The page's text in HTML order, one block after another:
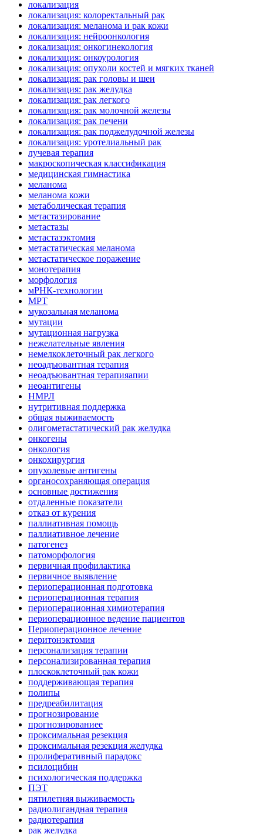
локализация
локализация: колоректальный рак
локализация: меланома и рак кожи
локализация: нейроонкология
локализация: онкогинекология
локализация: онкоурология
локализация: опухоли костей и мягких тканей
локализация: рак головы и шеи
локализация: рак желудка
локализация: рак легкого
локализация: рак молочной железы
локализация: рак печени
локализация: рак поджелудочной железы
локализация: уротелиальный рак
лучевая терапия
макроскопическая классификация
медицинская гимнастика
меланома
меланома кожи
метаболическая терапия
метастазирование
метастазы
метастазэктомия
метастатическая меланома
метастатическое поражение
монотерапия
морфология
мРНК-технологии
МРТ
мукозальная меланома
мутации
мутационная нагрузка
нежелательные явления
немелкоклеточный рак легкого
неоадъювантная терапия
неоадъювантная терапияапии
неоантигены
НМРЛ
нутритивная поддержка
общая выживаемость
олигометастатический рак желудка
онкогены
онкология
онкохирургия
опухолевые антигены
органосохраняющая операция
основные достижения
отдаленные показатели
отказ от курения
паллиативная помощь
паллиативное лечение
патогенез
патоморфология
первичная профилактика
первичное выявление
периоперационная подготовка
периоперационная терапия
периоперационная химиотерапия
периоперационное ведение пациентов
Периоперационное лечение
перитонэктомия
персонализация терапии
персонализированная терапия
плоскоклеточный рак кожи
поддерживающая терапия
полипы
предреабилитация
прогнозирование
прогнозированиее
проксимальная резекция
проксимальная резекция желудка
пролиферативный парадокс
псилоцибин
психологическая поддержка
ПЭТ
пятилетняя выживаемость
радиолигандная терапия
радиотерапия
рак желудка